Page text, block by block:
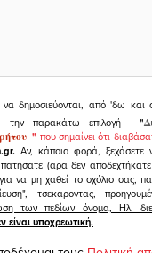
να δημοσιεύονται, από 'δω
την παρακάτω επιλογή
"
" που σημαίνει ότι
Αν, κάποια φορά, ξεχάσετε
πατήσατε (αρα δεν
να μη χαθεί το σχόλιο σας,
τσεκάροντας,
των πεδίων όνομα, Ηλ.
είναι υποχρεωτική.